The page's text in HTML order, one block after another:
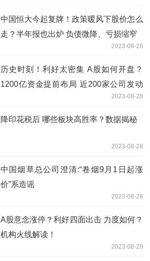
中国恒大今起复牌！政策暖风下股价怎么
走？半年报也出炉 负债微降、亏损缩窄
2023-08-28
历史时刻！利好太密集 A股如何开盘？
1200亿资金提前布局 近200家公司发动
2023-08-28
降印花税后 哪些板块高胜率？数据揭秘
2023-08-28
中国烟草总公司澄清:“卷烟9月1日起涨
价”系造谣
2023-08-28
A股意念涨停？利好四面出击 力度如何？
机构火线解读！
2023-08-28